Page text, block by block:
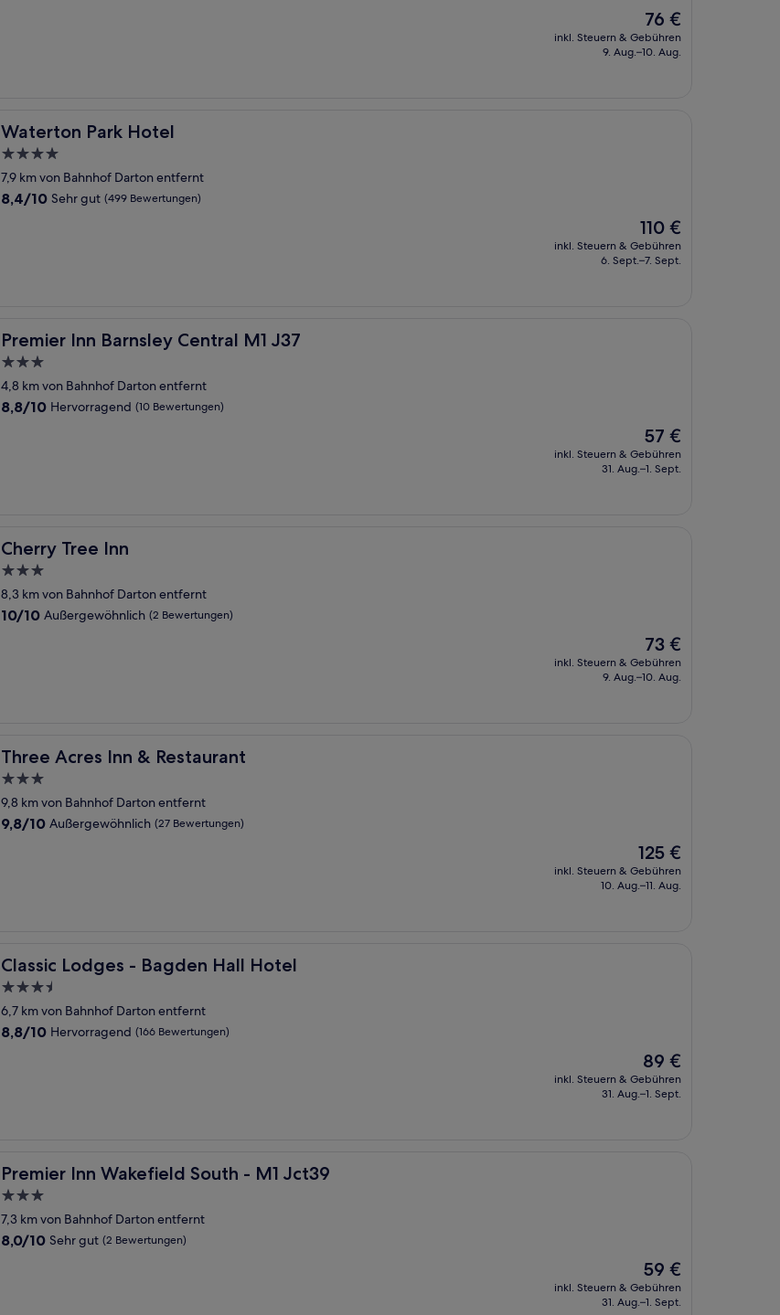
Der
Preis
beträgt
76 €
inkl. Steuern & Gebühren
9. Aug.–10. Aug.
Waterton Park Hotel
Waterton Park Hotel
4.0-
Sterne-
Unterkunft
7,9 km von Bahnhof Darton entfernt
8.4
8,4/10 Sehr gut (499 Bewertungen)
Der
Preis
beträgt
110 €
inkl. Steuern & Gebühren
6. Sept.–7. Sept.
Premier Inn Barnsley Central M1 J37
Premier Inn Barnsley Central M1 J37
3.0-
Sterne-
Unterkunft
4,8 km von Bahnhof Darton entfernt
8.8
8,8/10 Hervorragend (10 Bewertungen)
Der
Preis
beträgt
57 €
inkl. Steuern & Gebühren
31. Aug.–1. Sept.
Cherry Tree Inn
Cherry Tree Inn
3.0-
Sterne-
Unterkunft
8,3 km von Bahnhof Darton entfernt
10.0
10/10 Außergewöhnlich (2 Bewertungen)
Der
Preis
beträgt
73 €
inkl. Steuern & Gebühren
9. Aug.–10. Aug.
Three Acres Inn & Restaurant
Three Acres Inn & Restaurant
3.0-
Sterne-
Unterkunft
9,8 km von Bahnhof Darton entfernt
9.8
9,8/10 Außergewöhnlich (27 Bewertungen)
Der
Preis
beträgt
125 €
inkl. Steuern & Gebühren
10. Aug.–11. Aug.
Classic Lodges - Bagden Hall Hotel
Classic Lodges - Bagden Hall Hotel
3.5-
Sterne-
Unterkunft
6,7 km von Bahnhof Darton entfernt
8.8
8,8/10 Hervorragend (166 Bewertungen)
Der
Preis
beträgt
89 €
inkl. Steuern & Gebühren
31. Aug.–1. Sept.
Premier Inn Wakefield South - M1 Jct39
Premier Inn Wakefield South - M1 Jct39
3.0-
Sterne-
Unterkunft
7,3 km von Bahnhof Darton entfernt
8.0
8,0/10 Sehr gut (2 Bewertungen)
Der
Preis
beträgt
59 €
inkl. Steuern & Gebühren
31. Aug.–1. Sept.